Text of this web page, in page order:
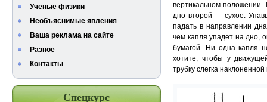
Ученые физики
Необъяснимые явления
Ваша реклама на сайте
Разное
Контакты
Спецкурс
вертикальном положении.
дно второй — сухое.
падать в направлении
чем капля упадет на дно,
бумагой. Ни одна капля
хотите, чтобы у
трубку слегка